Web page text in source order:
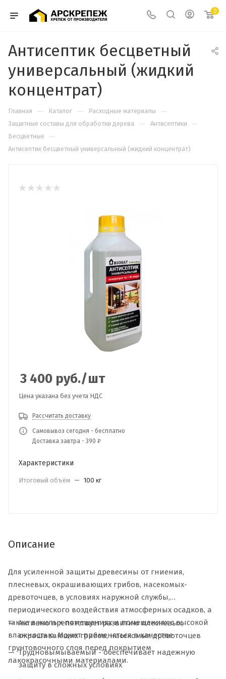
0
Антисептик бесцветный
универсальный (жидкий
концентрат)
Главная — Каталог — Расходные материалы —
Защитные составы для обработки дерева — Антисептики —
Бесцветные —
Антисептик бесцветный универсальный (жидкий концентрат)
3 400 руб./шт
Цена указана без учета НДС
Рассчитать доставку
Самовывоз сегодня - бесплатно
Доставка завтра - 390 ₽
Характеристики
Итоговый объём — 100 кг
Описание
Для усиленной защиты древесины от гниения,
плесневых, окрашивающих грибов, насекомых-
древоточцев, в условиях наружной службы,
периодического воздействия атмосферных осадков, а
также в жилых помещениях и помещениях с высокой
влажностью. Может применяться в качестве
грунтовочного слоя перед покрытием
лакокрасочными материалами.
Активно препятствует развитию плесневых,
окрашивающих грибов, насекомых древоточцев
Трудновымываемый - обеспечивает надежную
защиту в сложных условиях